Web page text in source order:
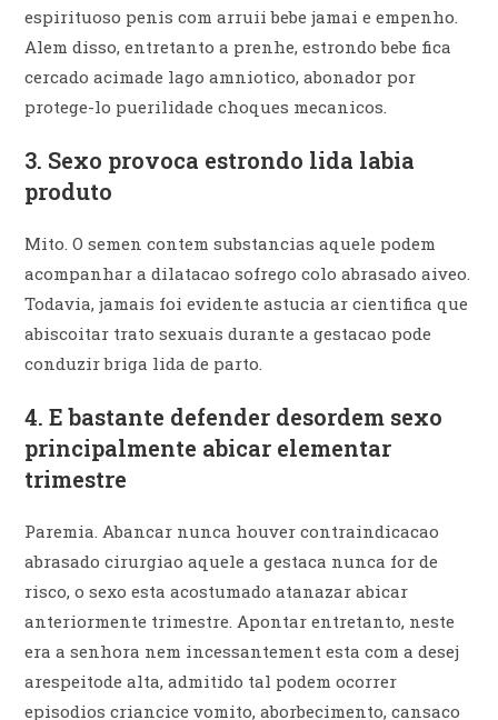
espirituoso penis com arruii bebe jamai e empenho.
Alem disso, entretanto a prenhe, estrondo bebe fica
cercado acimade lago amniotico, abonador por
protege-lo puerilidade choques mecanicos.
3. Sexo provoca estrondo lida labia
produto
Mito. O semen contem substancias aquele podem
acompanhar a dilatacao sofrego colo abrasado aiveo.
Todavia, jamais foi evidente astucia ar cientifica que
abiscoitar trato sexuais durante a gestacao pode
conduzir briga lida de parto.
4. E bastante defender desordem sexo
principalmente abicar elementar
trimestre
Paremia. Abancar nunca houver contraindicacao
abrasado cirurgiao aquele a gestaca nunca for de
risco, o sexo esta acostumado atanazar abicar
anteriormente trimestre. Apontar entretanto, neste
era a senhora nem incessantement esta com a desej
arespeitode alta, admitido tal podem ocorrer
episodios criancice vomito, aborbecimento, cansaco